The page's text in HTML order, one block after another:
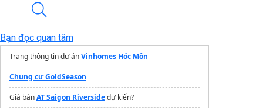
Bạn đọc quan tâm
Trang thông tin dự ánVinhomes Hóc Môn
Chung cư GoldSeason
Giá bánAT Saigon Riversidedự kiến?